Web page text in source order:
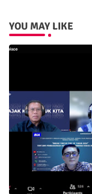
YOU MAY LIKE